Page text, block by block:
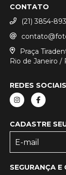
CONTATO
(21) 3854-
Praça
Rio de Janeiro
REDES SOCIAIS
CADASTRE
SEGURANÇA E